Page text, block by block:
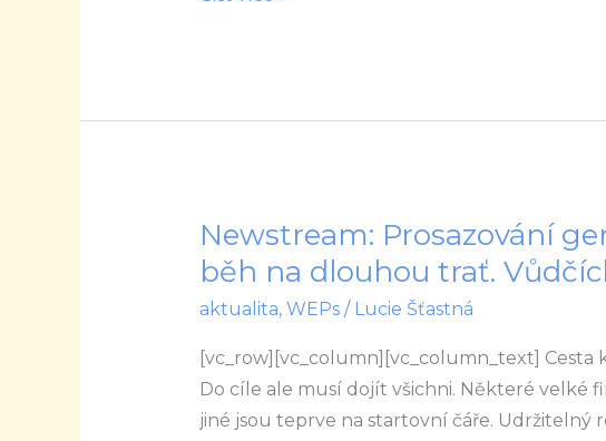
Newstream: Prosazování
běh na dlouhou trať.
aktualita, WEPs/ Lucie Šťastná
[vc_row][vc_column][vc_column_text] Cesta
Do cíle ale musí dojít všichni. Některé velké
jiné jsou teprve na startovní čáře. Udržitelný
Newstream:
Prosazování
je
běh
na